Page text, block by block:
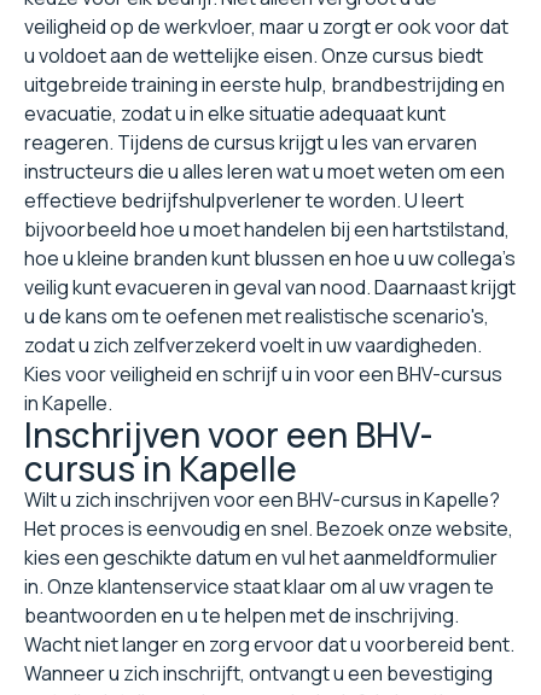
veiligheid op de werkvloer, maar u zorgt er ook voor dat
u voldoet aan de wettelijke eisen. Onze cursus biedt
uitgebreide training in eerste hulp, brandbestrijding en
evacuatie, zodat u in elke situatie adequaat kunt
reageren. Tijdens de cursus krijgt u les van ervaren
instructeurs die u alles leren wat u moet weten om een
effectieve bedrijfshulpverlener te worden. U leert
bijvoorbeeld hoe u moet handelen bij een hartstilstand,
hoe u kleine branden kunt blussen en hoe u uw collega's
veilig kunt evacueren in geval van nood. Daarnaast krijgt
u de kans om te oefenen met realistische scenario's,
zodat u zich zelfverzekerd voelt in uw vaardigheden.
Kies voor veiligheid en schrijf u in voor een BHV-cursus
in Kapelle.
Inschrijven voor een BHV-
cursus in Kapelle
Wilt u zich inschrijven voor een BHV-cursus in Kapelle?
Het proces is eenvoudig en snel. Bezoek onze website,
kies een geschikte datum en vul het aanmeldformulier
in. Onze klantenservice staat klaar om al uw vragen te
beantwoorden en u te helpen met de inschrijving.
Wacht niet langer en zorg ervoor dat u voorbereid bent.
Wanneer u zich inschrijft, ontvangt u een bevestiging